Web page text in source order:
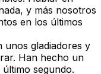
y más nosotros
en los últimos
unos gladiadores y
Han hecho un
segundo.